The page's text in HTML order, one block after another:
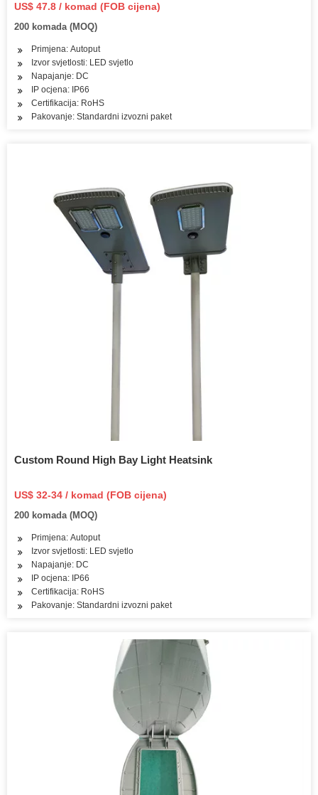
US$ 47.8 / komad (FOB cijena)
200 komada (MOQ)
Primjena: Autoput
Izvor svjetlosti: LED svjetlo
Napajanje: DC
IP ocjena: IP66
Certifikacija: RoHS
Pakovanje: Standardni izvozni paket
Custom Round High Bay Light Heatsink
US$ 32-34 / komad (FOB cijena)
200 komada (MOQ)
Primjena: Autoput
Izvor svjetlosti: LED svjetlo
Napajanje: DC
IP ocjena: IP66
Certifikacija: RoHS
Pakovanje: Standardni izvozni paket